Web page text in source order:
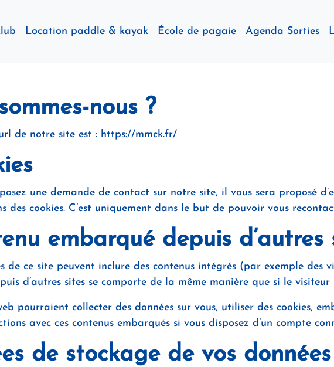
Location paddle & kayak École de pagaie Agenda Sorties
nous ?
url de notre site est : https://mmck.fr/
une demande de contact sur notre site, il vous sera proposé
des cookies. C’est uniquement dans le but de pouvoir vous
embarqué depuis d’autres
de ce site peuvent inclure des contenus intégrés (par exemple des
d’autres sites se comporte de la même manière que si le
pourraient collecter des données sur vous, utiliser des cookies,
avec ces contenus embarqués si vous disposez d’un compte
de stockage de vos données